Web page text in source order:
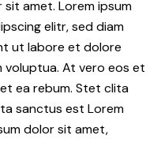
amet. Lorem ipsum
elitr, sed diam
ut labore et dolore
voluptua. At vero eos et
ea rebum. Stet clita
sanctus est Lorem
dolor sit amet,